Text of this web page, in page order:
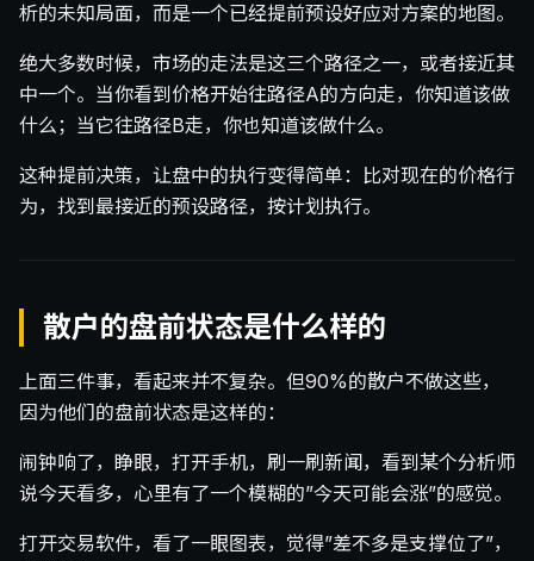
析的未知局面，而是一个已经提前预设好应对方案的地图。
绝大多数时候，市场的走法是这三个路径之一，或者接近其
中一个。当你看到价格开始往路径A的方向走，你知道该做
什么；当它往路径B走，你也知道该做什么。
这种提前决策，让盘中的执行变得简单：比对现在的价格行
为，找到最接近的预设路径，按计划执行。
散户的盘前状态是什么样的
上面三件事，看起来并不复杂。但90%的散户不做这些，
因为他们的盘前状态是这样的：
闹钟响了，睁眼，打开手机，刷一刷新闻，看到某个分析师
说今天看多，心里有了一个模糊的”今天可能会涨”的感觉。
打开交易软件，看了一眼图表，觉得”差不多是支撑位了”，